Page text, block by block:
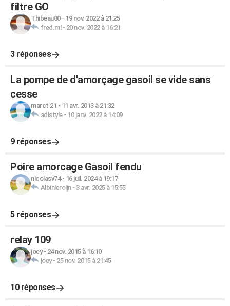
filtre GO
Thibeau80- 19 nov. 2022 à 21:25
fred.ml - 20 nov. 2022 à 16:21
3 réponses
La pompe de d'amorçage gasoil se vide sans
cesse
marct 21 - 11 avr. 2013 à 21:32
adistyle- 10 janv. 2022 à 14:09
9 réponses
Poire amorcage Gasoil fendu
nicolasv74- 16 juil. 2024 à 19:17
Albinleroijn- 3 avr. 2025 à 15:55
5 réponses
relay 109
joey- 24 nov. 2015 à 16:10
joey- 25 nov. 2015 à 21:45
10 réponses